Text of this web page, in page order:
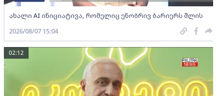
ახალი AI ინიციატივა, რომელიც ენობრივ ბარიერს შლის
2026/08/07 15:04
02:12